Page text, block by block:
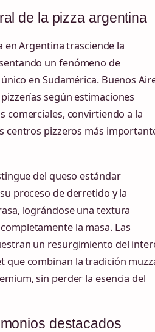
de la pizza argentina
en Argentina trasciende la
un fenómeno de
en Sudamérica. Buenos
según estimaciones
comerciales, convirtiendo a la
centros pizzeros más
del queso estándar
proceso de derretido y la
lográndose una textura
la masa. Las
un resurgimiento del
que combinan la tradición
sin perder la esencia del
destacados